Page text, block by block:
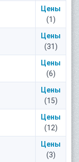
Цены
(1)
Цены
(31)
Цены
(6)
Цены
(15)
Цены
(12)
Цены
(3)